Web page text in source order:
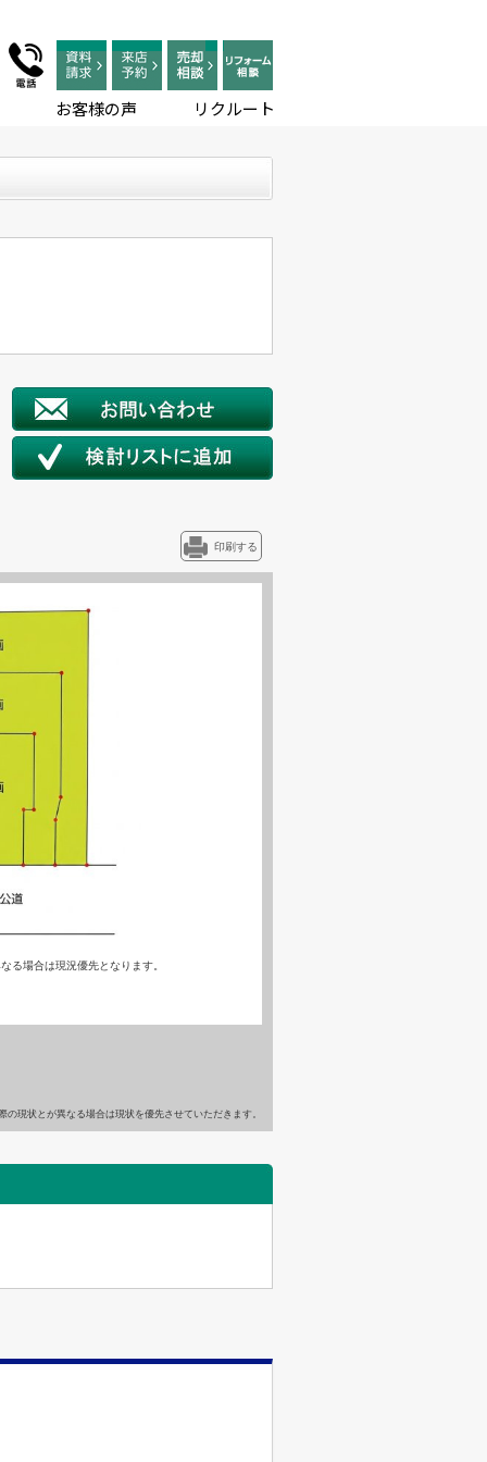
お客様の声 リクルート
印刷する
る場合は現況優先となります。
の現状とが異なる場合は現状を優先させていただきます。